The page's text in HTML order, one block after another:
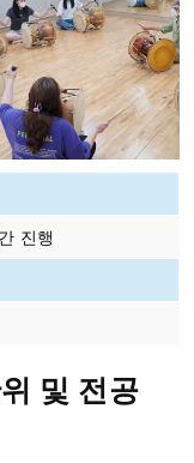
진행
및 전공